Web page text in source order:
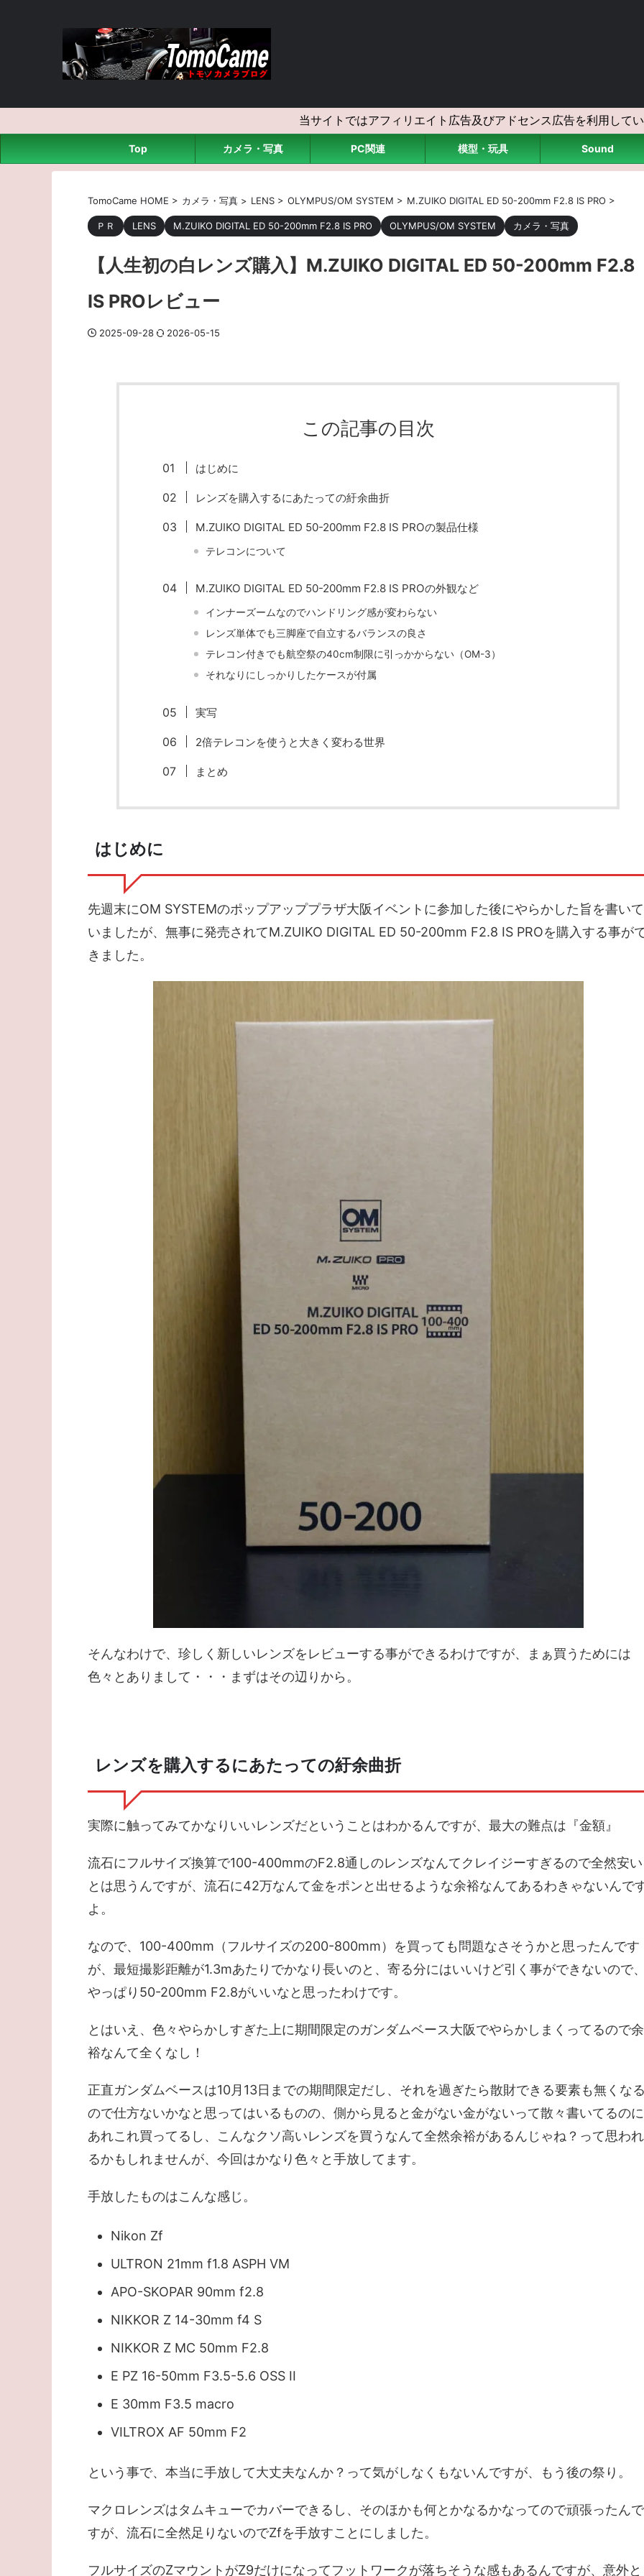
当サイトではアフィリエイト広告及びアドセンス広告を利用して
Top カメラ・写真 PC関連 模型・玩具 Sound
TomoCame HOME > カメラ・写真 > LENS > OLYMPUS/OM SYSTEM > M.ZUIKO DIGITAL ED 50-200mm F2.8 IS PRO >
ＰＲ LENS M.ZUIKO DIGITAL ED 50-200mm F2.8 IS PRO OLYMPUS/OM SYSTEM カメラ・写真
【人生初の白レンズ購入】M.ZUIKO DIGITAL ED 50-200mm F2.8
IS PROレビュー
2025-09-28 2026-05-15
この記事の目次
はじめに
レンズを購入するにあたっての紆余曲折
M.ZUIKO DIGITAL ED 50-200mm F2.8 IS PROの製品仕様
テレコンについて
M.ZUIKO DIGITAL ED 50-200mm F2.8 IS PROの外観など
インナーズームなのでハンドリング感が変わらない
レンズ単体でも三脚座で自立するバランスの良さ
テレコン付きでも航空祭の40cm制限に引っかからない（OM-3）
それなりにしっかりしたケースが付属
実写
2倍テレコンを使うと大きく変わる世界
まとめ
はじめに
先週末にOM SYSTEMのポップアッププラザ大阪イベントに参加した後にやらかした旨を書いて
いましたが、無事に発売されてM.ZUIKO DIGITAL ED 50-200mm F2.8 IS PROを購入する事が
きました。
そんなわけで、珍しく新しいレンズをレビューする事ができるわけですが、まぁ買うためには
色々とありまして・・・まずはその辺りから。
レンズを購入するにあたっての紆余曲折
実際に触ってみてかなりいいレンズだということはわかるんですが、最大の難点は『金額』
流石にフルサイズ換算で100-400mmのF2.8通しのレンズなんてクレイジーすぎるので全然安い
とは思うんですが、流石に42万なんて金をポンと出せるような余裕なんてあるわきゃないんで
よ。
なので、100-400mm（フルサイズの200-800mm）を買っても問題なさそうかと思ったんです
が、最短撮影距離が1.3mあたりでかなり長いのと、寄る分にはいいけど引く事ができないので
やっぱり50-200mm F2.8がいいなと思ったわけです。
とはいえ、色々やらかしすぎた上に期間限定のガンダムベース大阪でやらかしまくってるので余
裕なんて全くなし！
正直ガンダムベースは10月13日までの期間限定だし、それを過ぎたら散財できる要素も無くな
ので仕方ないかなと思ってはいるものの、側から見ると金がない金がないって散々書いてるのに
あれこれ買ってるし、こんなクソ高いレンズを買うなんて全然余裕があるんじゃね？って思われ
るかもしれませんが、今回はかなり色々と手放してます。
手放したものはこんな感じ。
Nikon Zf
ULTRON 21mm f1.8 ASPH VM
APO-SKOPAR 90mm f2.8
NIKKOR Z 14-30mm f4 S
NIKKOR Z MC 50mm F2.8
E PZ 16-50mm F3.5-5.6 OSS II
E 30mm F3.5 macro
VILTROX AF 50mm F2
という事で、本当に手放して大丈夫なんか？って気がしなくもないんですが、もう後の祭り。
マクロレンズはタムキューでカバーできるし、そのほかも何とかなるかなってので頑張ったんで
すが、流石に全然足りないのでZfを手放すことにしました。
フルサイズのZマウントがZ9だけになってフットワークが落ちそうな感もあるんですが、意外と